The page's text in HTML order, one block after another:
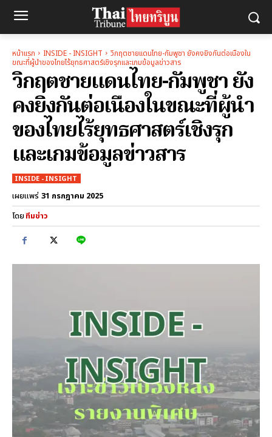
หน้าแรก INSIDE - INSIGHT
วิกฤตชายแดนไทย-กัมพูชา ยังคงยิงกันต่อเนืองใน
ขณะที่ผู้นำของไทยไร้ยุทธศาสตร์เชิงรุกและเกมข้อมูลข่าวสาร
วิกฤตชายแดนไทย-กัมพูชา ยัง
คงยิงกันต่อเนืองในขณะที่ผู้นำ
ของไทยไร้ยุทธศาสตร์เชิงรุก
และเกมข้อมูลข่าวสาร
INSIDE - INSIGHT
เผยแพร่ 31 กรกฎาคม 2025
โดยทีมข่าว